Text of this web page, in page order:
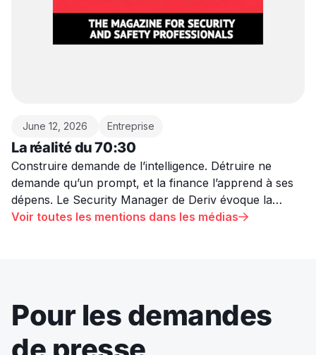
June 12, 2026 Entreprise
La réalité du 70:30
Construire demande de l’intelligence. Détruire ne
demande qu’un prompt, et la finance l’apprend à ses
dépens. Le Security Manager de Deriv évoque la
réalité de la menace liée à l’IA que la plupart des
Voir toutes les mentions dans les médias
Pour les demandes